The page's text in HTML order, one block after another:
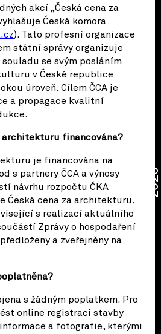
akcí „Česká cena za
Česká komora
). Tato profesní organizace
státní správy organizuje
se svým posláním
v České republice
úroveň. Cílem ČCA je
a propagace kvalitní
architekturu financována?
je financována na
s partnery ČCA a výnosy
návrhu rozpočtu ČKA
Česká cena za architekturu.
s realizací aktuálního
Zprávy o hospodaření
a zveřejněny na
s žádným poplatkem. Pro
online registraci stavby
a fotografie, kterými
2026